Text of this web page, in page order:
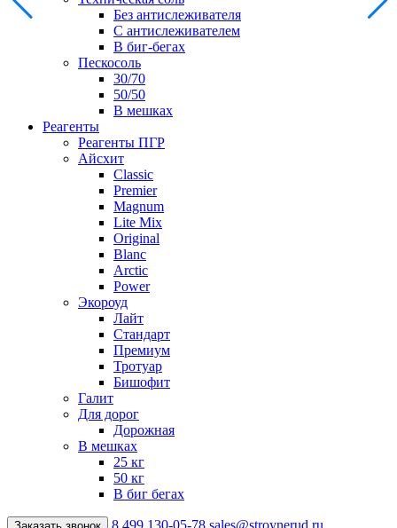
Без антислеживателя
С антислеживателем
В биг-бегах
Пескосоль
30/70
50/50
В мешках
Реагенты
Реагенты ПГР
Айсхит
Classic
Premier
Magnum
Lite Mix
Original
Blanc
Arctic
Power
Экороуд
Лайт
Стандарт
Премиум
Тротуар
Бишофит
Галит
Для дорог
Дорожная
В мешках
25 кг
50 кг
В биг бегах